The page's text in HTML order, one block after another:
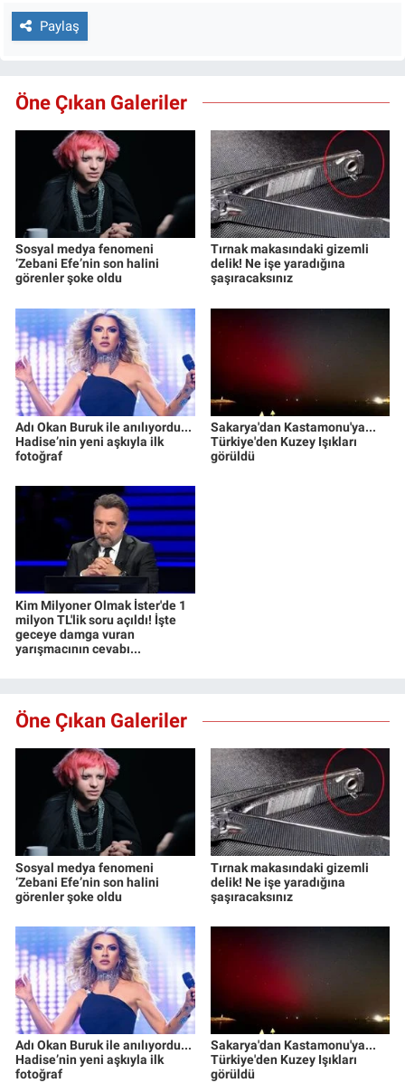
Paylaş
Öne Çıkan Galeriler
Sosyal medya fenomeni
‘Zebani Efe’nin son halini
görenler şoke oldu
Tırnak makasındaki gizemli
delik! Ne işe yaradığına
şaşıracaksınız
Adı Okan Buruk ile anılıyordu...
Hadise’nin yeni aşkıyla ilk
fotoğraf
Sakarya'dan Kastamonu'ya...
Türkiye'den Kuzey Işıkları
görüldü
Kim Milyoner Olmak İster'de 1
milyon TL'lik soru açıldı! İşte
geceye damga vuran
yarışmacının cevabı...
Öne Çıkan Galeriler
Sosyal medya fenomeni
‘Zebani Efe’nin son halini
görenler şoke oldu
Tırnak makasındaki gizemli
delik! Ne işe yaradığına
şaşıracaksınız
Adı Okan Buruk ile anılıyordu...
Hadise’nin yeni aşkıyla ilk
fotoğraf
Sakarya'dan Kastamonu'ya...
Türkiye'den Kuzey Işıkları
görüldü